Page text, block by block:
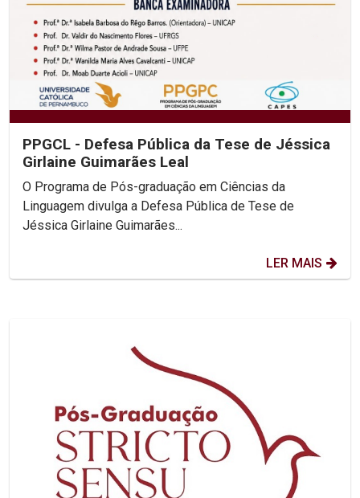
PPGCL - Defesa Pública da Tese de Jéssica
Girlaine Guimarães Leal
O Programa de Pós-graduação em Ciências da
Linguagem divulga a Defesa Pública de Tese de
Jéssica Girlaine Guimarães...
LER MAIS